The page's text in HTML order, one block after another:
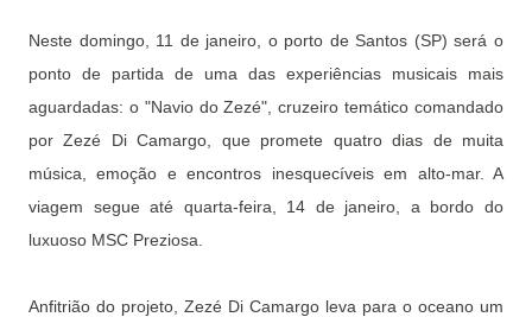
Neste domingo, 11 de janeiro, o porto de Santos (SP) será o
ponto de partida de uma das experiências musicais mais
aguardadas: o "Navio do Zezé", cruzeiro temático comandado
por Zezé Di Camargo, que promete quatro dias de muita
música, emoção e encontros inesquecíveis em alto-mar. A
viagem segue até quarta-feira, 14 de janeiro, a bordo do
luxuoso MSC Preziosa.
Anfitrião do projeto, Zezé Di Camargo leva para o oceano um